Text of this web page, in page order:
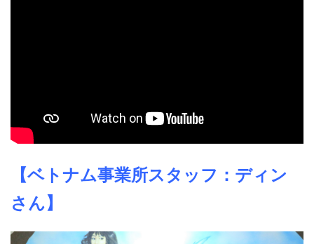
【ベトナム事業所スタッフ：ディン
さん】